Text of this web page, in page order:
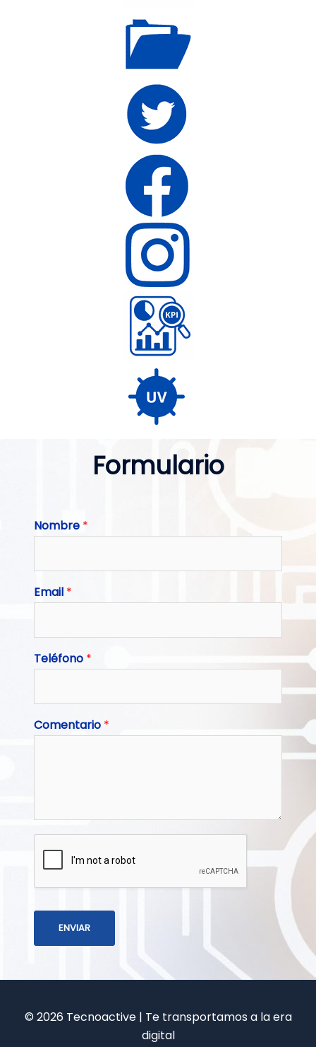
Formulario
Nombre *
Email *
Teléfono *
Comentario *
ENVIAR
© 2026 Tecnoactive | Te transportamos a la era
digital